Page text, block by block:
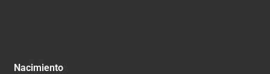
Nacimiento